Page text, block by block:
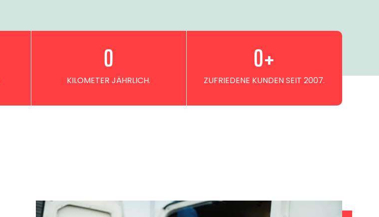
KILOMETER JÄHRLICH.
0
ZUFRIEDENE KUNDEN SEIT 2007.
0+